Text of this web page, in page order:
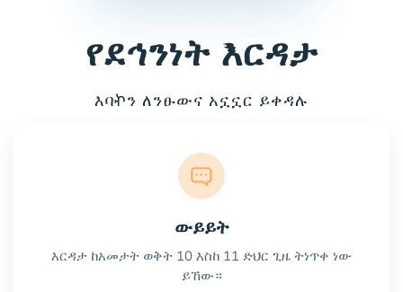
የደኅንነት እርዳታ
እባኯን ለንፁውና አኗኗር ይቀዳሉ
ውይይት
እርዳታ ከአመታት ወቅት 10 እስከ 11 ድህር ጊዜ ትነጥቀ ነው
ይኸው።